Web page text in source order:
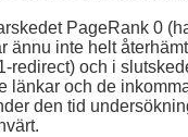
PageRank 0
ännu inte helt
redirect) och i
länkar och de
den tid